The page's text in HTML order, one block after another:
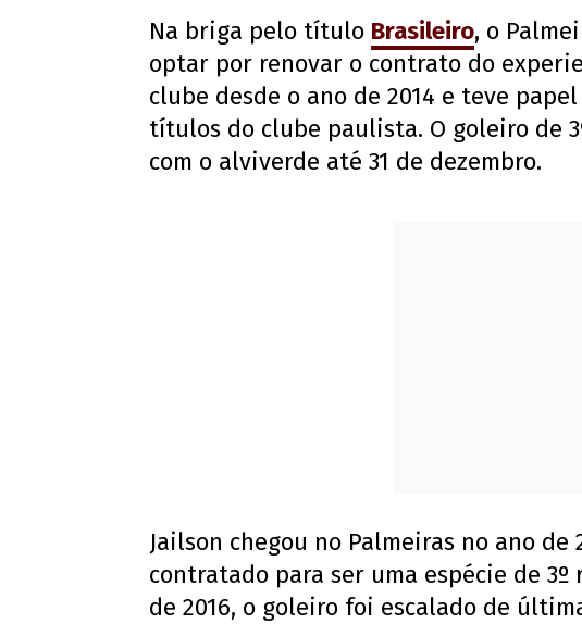
Na briga pelo título Brasileiro, o
optar por renovar o contrato do
clube desde o ano de 2014 e teve
títulos do clube paulista. O goleiro de
com o alviverde até 31 de dezembro.
Jailson chegou no Palmeiras no ano
contratado para ser uma espécie de
de 2016, o goleiro foi escalado de